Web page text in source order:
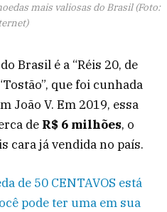
mais valiosas do Brasil (Foto:
Brasil é a “Réis 20, de
que foi cunhada
João V. Em 2019, essa
de R$ 6 milhões, o
cara já vendida no país.
de 50 CENTAVOS está
pode ter uma em sua